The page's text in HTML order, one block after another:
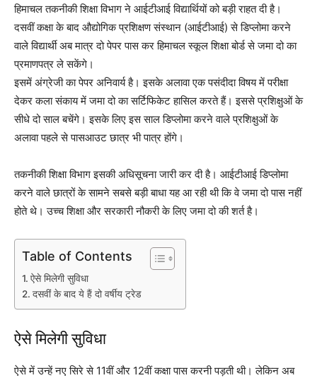
हिमाचल तकनीकी शिक्षा विभाग ने आईटीआई विद्यार्थियों को बड़ी राहत दी है।
दसवीं कक्षा के बाद औद्योगिक प्रशिक्षण संस्थान (आईटीआई) से डिप्लोमा करने
वाले विद्यार्थी अब मात्र दो पेपर पास कर हिमाचल स्कूल शिक्षा बोर्ड से जमा दो का
प्रमाणपत्र ले सकेंगे।
इसमें अंग्रेजी का पेपर अनिवार्य है। इसके अलावा एक पसंदीदा विषय में परीक्षा
देकर कला संकाय में जमा दो का सर्टिफिकेट हासिल करते हैं। इससे प्रशिक्षुओं के
सीधे दो साल बचेंगे। इसके लिए इस साल डिप्लोमा करने वाले प्रशिक्षुओं के
अलावा पहले से पासआउट छात्र भी पात्र होंगे।
तकनीकी शिक्षा विभाग इसकी अधिसूचना जारी कर दी है। आईटीआई डिप्लोमा
करने वाले छात्रों के सामने सबसे बड़ी बाधा यह आ रही थी कि वे जमा दो पास नहीं
होते थे। उच्च शिक्षा और सरकारी नौकरी के लिए जमा दो की शर्त है।
Table of Contents
ऐसे मिलेगी सुविधा
दसवीं के बाद ये हैं दो वर्षीय ट्रेड
ऐसे मिलेगी सुविधा
ऐसे में उन्हें नए सिरे से 11वीं और 12वीं कक्षा पास करनी पड़ती थी। लेकिन अब